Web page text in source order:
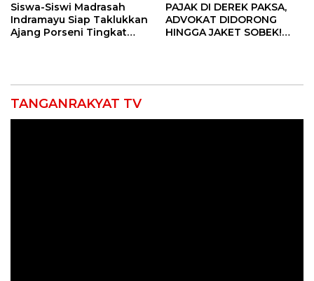
Siswa-Siswi Madrasah
Indramayu Siap Taklukkan
Ajang Porseni Tingkat
PAJAK DI DEREK PAKSA,
ADVOKAT DIDORONG
HINGGA JAKET SOBEK!
TANGANRAKYAT TV